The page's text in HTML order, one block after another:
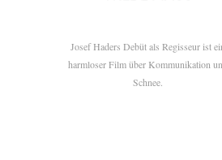
Josef Haders Debüt als Regisseur ist
harmloser Film über Kommunikation
Schnee.